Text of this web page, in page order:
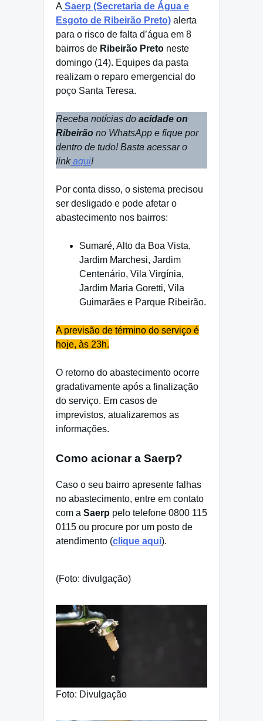
A Saerp (Secretaria de Água e
Esgoto de Ribeirão Preto) alerta
para o risco de falta d’água em 8
bairros de Ribeirão Preto neste
domingo (14). Equipes da pasta
realizam o reparo emergencial do
poço Santa Teresa.
Receba notícias do acidade on
Ribeirão no WhatsApp e fique por
dentro de tudo! Basta acessar o
linkaqui!
Por conta disso, o sistema precisou
ser desligado e pode afetar o
abastecimento nos bairros:
Sumaré, Alto da Boa Vista,
Jardim Marchesi, Jardim
Centenário, Vila Virgínia,
Jardim Maria Goretti, Vila
Guimarães e Parque Ribeirão.
A previsão de término do serviço é
hoje, às 23h.
O retorno do abastecimento ocorre
gradativamente após a finalização
do serviço. Em casos de
imprevistos, atualizaremos as
informações.
Como acionar a Saerp?
Caso o seu bairro apresente falhas
no abastecimento, entre em contato
com a Saerp pelo telefone 0800 115
0115 ou procure por um posto de
atendimento (clique aqui).
(Foto: divulgação)
Foto: Divulgação